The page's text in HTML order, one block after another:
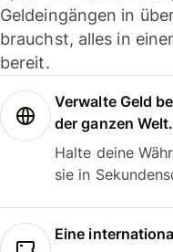
Geldeingängen in
brauchst, alles in
bereit.
Verwalte Geld
der ganzen Welt.
Halte deine
sie in
Eine